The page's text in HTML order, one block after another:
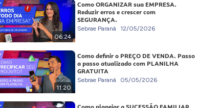
06:24
Como ORGANIZAR sua EMPRESA.
Reduzir erros e crescer com
SEGURANÇA.
Sebrae Paraná 12/05/2026
11:20
Como definir o PREÇO DE VENDA. Passo
a passo atualizado com PLANILHA
GRATUITA
Sebrae Paraná 05/05/2026